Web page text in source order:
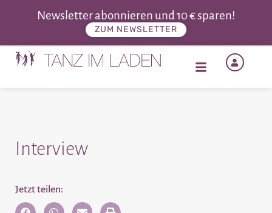
Newsletter abonnieren und 10 € sparen!
ZUM NEWSLETTER
Interview
Jetzt teilen: